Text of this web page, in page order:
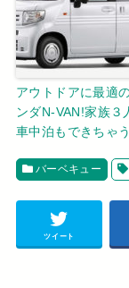
アウトドアに最適
ンダN-VAN!家族３
車中泊もできちゃう
バーベキュー
ツイート